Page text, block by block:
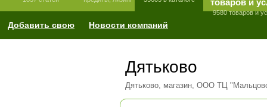
товаров и
9580 товаров и
Добавить свою Новости компаний
Дятьково
Дятьково, магазин, ООО ТЦ